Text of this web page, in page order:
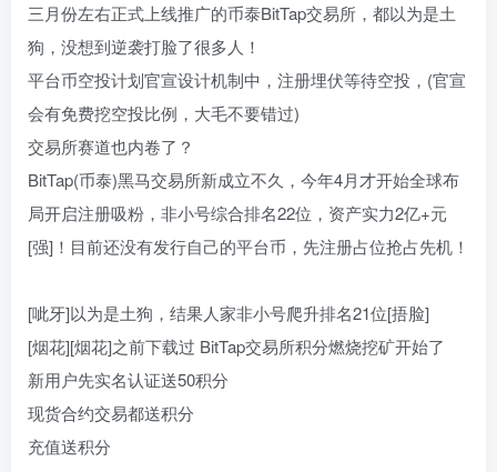
三月份左右正式上线推广的币泰BitTap交易所，都以为是土
狗，没想到逆袭打脸了很多人！
平台币空投计划官宣设计机制中，注册埋伏等待空投，(官宣
会有免费挖空投比例，大毛不要错过)
交易所赛道也内卷了？
BitTap(币泰)黑马交易所新成立不久，今年4月才开始全球布
局开启注册吸粉，非小号综合排名22位，资产实力2亿+元
[强]！目前还没有发行自己的平台币，先注册占位抢占先机！
[呲牙]以为是土狗，结果人家非小号爬升排名21位[捂脸]
[烟花][烟花]之前下载过 BitTap交易所积分燃烧挖矿开始了
新用户先实名认证送50积分
现货合约交易都送积分
充值送积分